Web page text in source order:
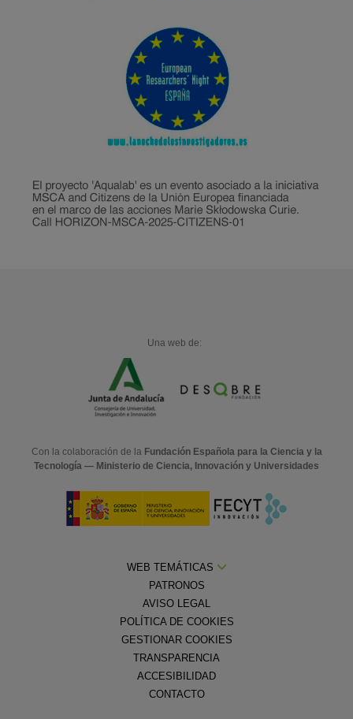
Una web de:
Con la colaboración de la Fundación Española para la Ciencia y la
Tecnología — Ministerio de Ciencia, Innovación y Universidades
WEB TEMÁTICAS
PATRONOS
AVISO LEGAL
POLÍTICA DE COOKIES
GESTIONAR COOKIES
TRANSPARENCIA
ACCESIBILIDAD
CONTACTO